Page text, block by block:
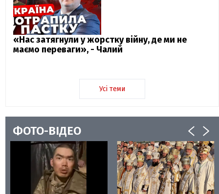
«Нас затягнули у жорстку війну, де ми не
маємо переваги», - Чалий
Усі теми
ФОТО-ВІДЕО